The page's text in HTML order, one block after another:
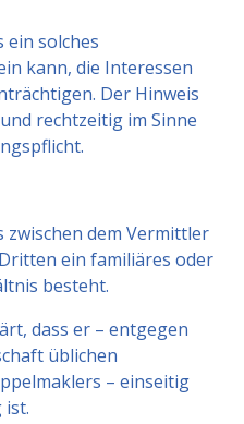
ein solches
kann, die Interessen
Der Hinweis
rechtzeitig im Sinne
zwischen dem Vermittler
ein familiäres oder
besteht.
dass er – entgegen
üblichen
– einseitig
ist.